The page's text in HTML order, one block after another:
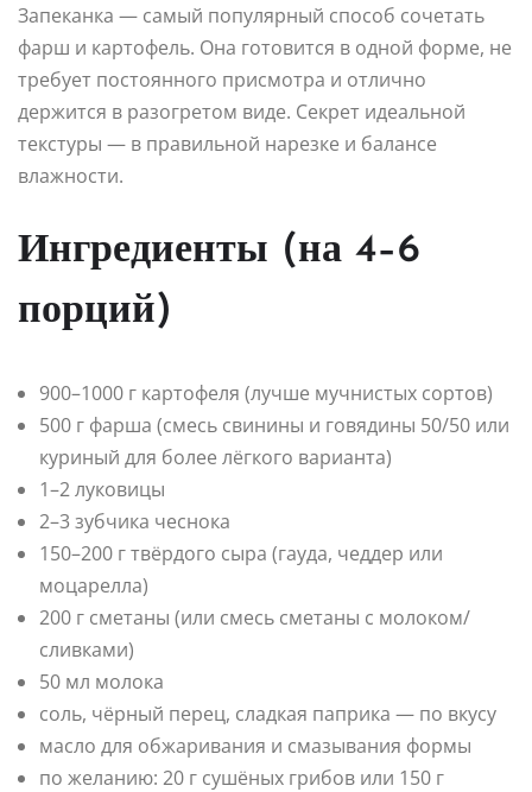
Запеканка — самый популярный способ сочетать
фарш и картофель. Она готовится в одной форме, не
требует постоянного присмотра и отлично
держится в разогретом виде. Секрет идеальной
текстуры — в правильной нарезке и балансе
влажности.
Ингредиенты (на 4–6
порций)
900–1000 г картофеля (лучше мучнистых сортов)
500 г фарша (смесь свинины и говядины 50/50 или
куриный для более лёгкого варианта)
1–2 луковицы
2–3 зубчика чеснока
150–200 г твёрдого сыра (гауда, чеддер или
моцарелла)
200 г сметаны (или смесь сметаны с молоком/
сливками)
50 мл молока
соль, чёрный перец, сладкая паприка — по вкусу
масло для обжаривания и смазывания формы
по желанию: 20 г сушёных грибов или 150 г